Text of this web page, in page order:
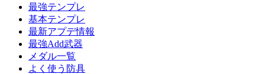
最強テンプレ
基本テンプレ
最新アプデ情報
最強Add武器
メダル一覧
よく使う防具